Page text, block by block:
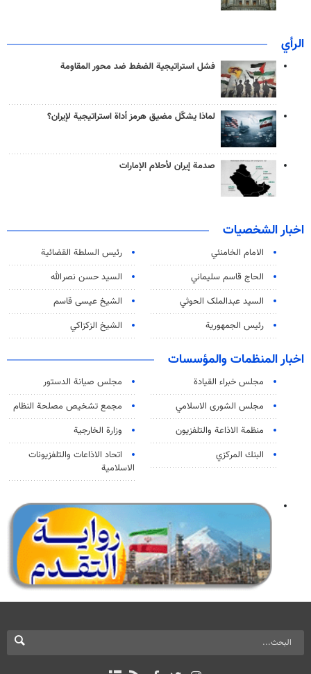
الرأي
فشل استراتيجية الضغط ضد محور المقاومة
لماذا يشكّل مضيق هرمز أداة استراتيجية لإيران؟
صدمة إيران لأحلام الإمارات
اخبار الشخصيات
الامام الخامنئي
رئیس السلطة القضائیة
الحاج قاسم سليماني
السيد حسن نصرالله
السید عبدالملک الحوثي
الشيخ عيسى قاسم
رئيس الجمهورية
الشيخ الزكزاكي
اخبار المنظمات والمؤسسات
مجلس خبراء القيادة
مجلس صيانة الدستور
مجلس الشورى الاسلامي
مجمع تشخيص مصلحة النظام
منظمة الاذاعة والتلفزیون
وزارة الخارجية
البنك المركزي
اتحاد الاذاعات والتلفزيونات
الاسلامية